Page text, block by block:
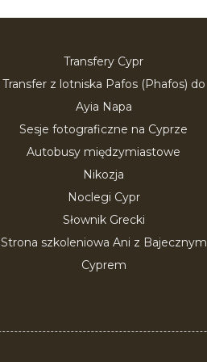
Transfery Cypr
Transfer z lotniska Pafos (Phafos) do
Ayia Napa
Sesje fotograficzne na Cyprze
Autobusy międzymiastowe
Nikozja
Noclegi Cypr
Słownik Grecki
Strona szkoleniowa Ani z Bajecznym
Cyprem